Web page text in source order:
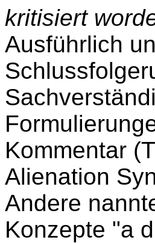
kritisiert
Ausführlich
Kommentar
Alienation
Andere
Konzepte "a